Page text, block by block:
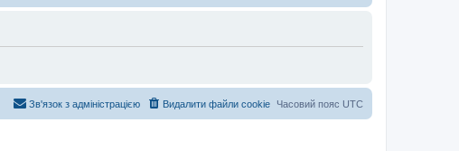
Часовий пояс UTC
Видалити файли cookie
Зв'язок з адміністрацією